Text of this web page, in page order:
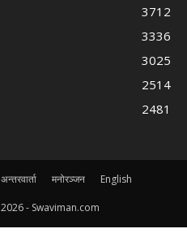
3712
3336
3025
2514
2481
अन्तरवार्ता मनोरञ्जन English
2026 - Swaviman.com